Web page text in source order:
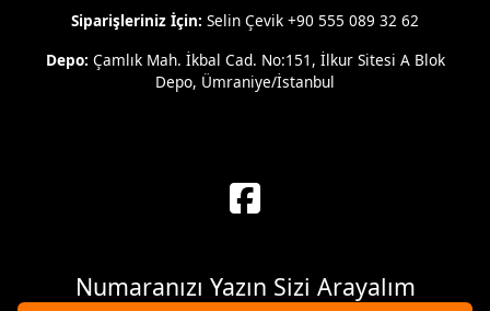
Siparişleriniz İçin: Selin Çevik +90 555 089 32 62
Depo: Çamlık Mah. İkbal Cad. No:151, İlkur Sitesi A Blok
Depo, Ümraniye/İstanbul
Numaranızı Yazın Sizi Arayalım